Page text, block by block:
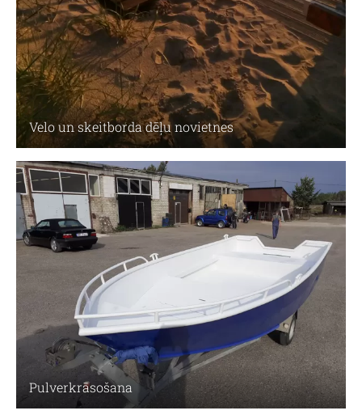
Velo un skeitborda dēļu novietnes
Pulverkrāsošana